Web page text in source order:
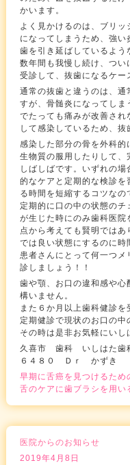
かいます。
よく見かけるのは、ブリ
になってしまうため、強
歯を引き延ばしているよう
数年間も我慢し続け、つい
受診して、抜歯になるケー
通常の抜歯と違うのは、通
すが、骨髄炎になってしま
でたっても痛みが改善され
して感染しているため、抜
感染した部分の骨を外科
生物質の服用したりして、
しばしばです。いずれの
的なケアと定期的な検診
る時間を短縮するコツなの
定期的に口の中の状態の
が生じた時にのみ歯科医院
点から考えても賢明では
では良い状態にするのに時
患者さんにとって何一つメ
診しましょう！！
歯や顎、お口の違和感や心
構いません。
また６か月以上歯科健診
定期健診で現状のお口の中
その時は是非お気軽にいし
久喜市 歯科 いしはた歯
６４８０ Ｄｒ かずき
早期に舌癌を見つけるため
舌のケアに歯ブラシを用い
医院からのお知らせ
2019年4月8日